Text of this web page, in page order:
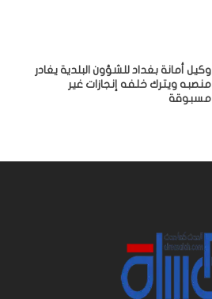
وكيل أمانة بغداد للشؤون البلدية يغادر
منصبه ويترك خلفه إنجازات غير
مسبوقة